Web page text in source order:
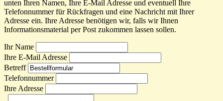
unten Ihren Namen, Ihre E-Mail Adresse und eventuell Ihre
Telefonnummer für Rückfragen und eine Nachricht mit Ihrer
Adresse ein. Ihre Adresse benötigen wir, falls wir Ihnen
Informationsmaterial per Post zukommen lassen sollen.
Ihr Name
Ihre E-Mail Adresse
Betreff
Telefonnummer
Ihre Adresse